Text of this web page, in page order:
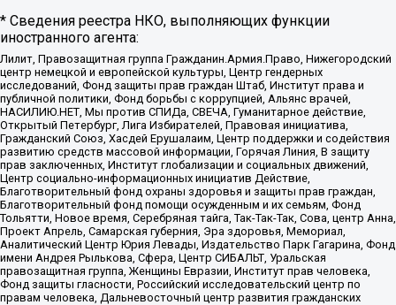
* Сведения реестра НКО, выполняющих функции
иностранного агента:
Лилит, Правозащитная группа Гражданин.Армия.Право, Нижегородский
центр немецкой и европейской культуры, Центр гендерных
исследований, Фонд защиты прав граждан Штаб, Институт права и
публичной политики, Фонд борьбы с коррупцией, Альянс врачей,
НАСИЛИЮ.НЕТ, Мы против СПИДа, СВЕЧА, Гуманитарное действие,
Открытый Петербург, Лига Избирателей, Правовая инициатива,
Гражданский Союз, Хасдей Ерушалаим, Центр поддержки и содействия
развитию средств массовой информации, Горячая Линия, В защиту
прав заключенных, Институт глобализации и социальных движений,
Центр социально-информационных инициатив Действие,
Благотворительный фонд охраны здоровья и защиты прав граждан,
Благотворительный фонд помощи осужденным и их семьям, Фонд
Тольятти, Новое время, Серебряная тайга, Так-Так-Так, Сова, центр Анна,
Проект Апрель, Самарская губерния, Эра здоровья, Мемориал,
Аналитический Центр Юрия Левады, Издательство Парк Гагарина, Фонд
имени Андрея Рылькова, Сфера, Центр СИБАЛЬТ, Уральская
правозащитная группа, Женщины Евразии, Институт прав человека,
Фонд защиты гласности, Российский исследовательский центр по
правам человека, Дальневосточный центр развития гражданских